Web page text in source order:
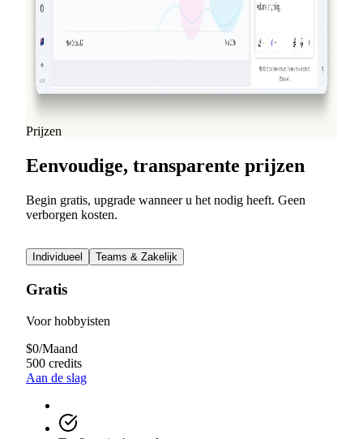
Voeg ingangs-, uitgangs- en accentanimaties toe aan elk
object in je presentaties. NextDocs v1.7.0 brengt
bewegingsanimaties, video-export en een vernieuwde
marketingervaring.
Lees meer
Alle blogberichten weergeven
Prijzen
Eenvoudige, transparente prijzen
Begin gratis, upgrade wanneer u het nodig heeft. Geen
verborgen kosten.
Individueel Teams & Zakelijk
Gratis
Voor hobbyisten
$0/Maand
500 credits
Aan de slag